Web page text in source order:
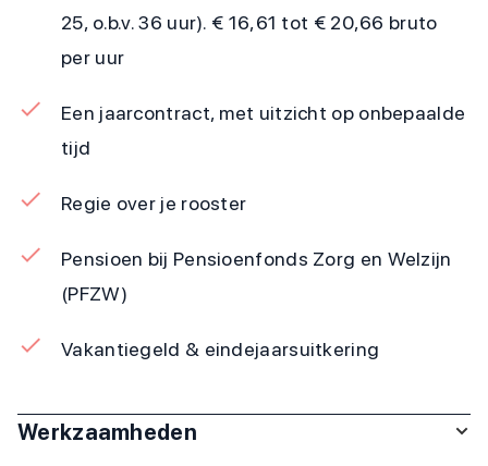
25, o.b.v. 36 uur). € 16,61 tot € 20,66 bruto
per uur
Een jaarcontract, met uitzicht op onbepaalde
tijd
Regie over je rooster
Pensioen bij Pensioenfonds Zorg en Welzijn
(PFZW)
Vakantiegeld & eindejaarsuitkering
Werkzaamheden